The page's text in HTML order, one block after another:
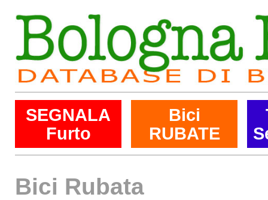
SEGNALA
Furto
Bici
RUBATE
Bici Rubata